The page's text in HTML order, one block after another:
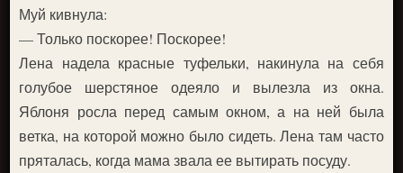
Муй кивнула:
— Только поскорее! Поскорее!
Лена надела красные туфельки, накинула на себя
голубое шерстяное одеяло и вылезла из окна.
Яблоня росла перед самым окном, а на ней была
ветка, на которой можно было сидеть. Лена там часто
пряталась, когда мама звала ее вытирать посуду.